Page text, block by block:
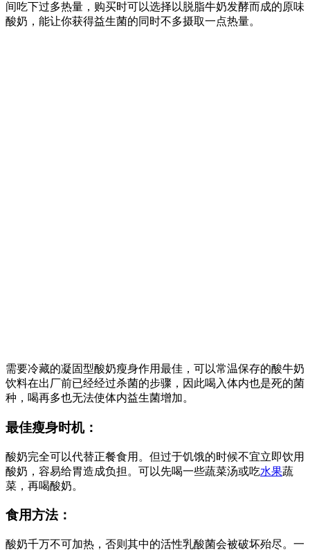
间吃下过多热量，购买时可以选择以脱脂牛奶发酵而成的原味
酸奶，能让你获得益生菌的同时不多摄取一点热量。
需要冷藏的凝固型酸奶瘦身作用最佳，可以常温保存的酸牛奶
饮料在出厂前已经经过杀菌的步骤，因此喝入体内也是死的菌
种，喝再多也无法使体内益生菌增加。
最佳瘦身时机：
酸奶完全可以代替正餐食用。但过于饥饿的时候不宜立即饮用
酸奶，容易给胃造成负担。可以先喝一些蔬菜汤或吃水果蔬
菜，再喝酸奶。
食用方法：
酸奶千万不可加热，否则其中的活性乳酸菌会被破坏殆尽。一